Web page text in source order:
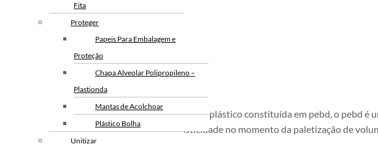
Envelope de Segurança com Logo
da Empresa
Inviolável
Correios Personalizado
Envelope de segurança para E-
commerce
Fita
Proteger
Papeis Para Embalagem e
Proteção
Chapa Alveolar Polipropileno –
Plastionda
Mantas de Acolchoar
Plástico Bolha
Unitizar
filme stretch coloridoé uma película de plástico constituída em pebd, o pebd é
que proporciona ao filme stretch elasticidade no momento da paletização de